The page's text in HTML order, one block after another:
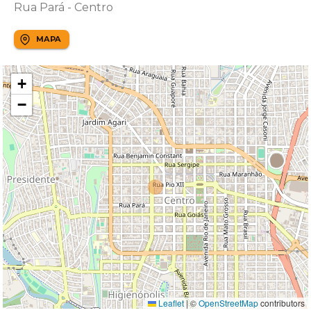
Rua Pará - Centro
MAPA
+
−
Leaflet|©OpenStreetMapcontributors